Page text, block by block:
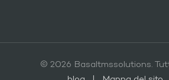
© 2026 Basaltmssolutions.